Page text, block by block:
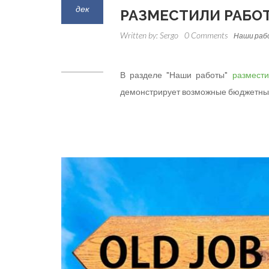
дек РАЗМЕСТИЛИ
Written by:Sergo 0 Comments Наши
В разделе "Наши работы"
демонстрирует возможные